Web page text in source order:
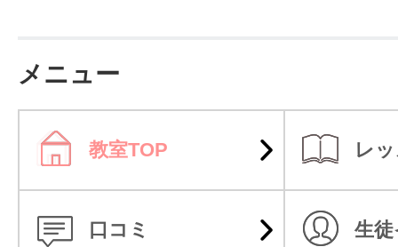
メニュー
教室TOP レ
口コミ 生